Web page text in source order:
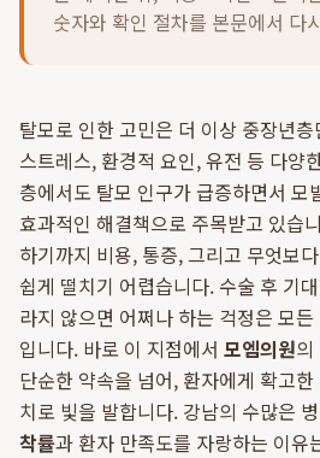
숫자와 확인 절차를 본문에서 다
탈모로 인한 고민은 더 이상 중장년
스트레스, 환경적 요인, 유전 등 다양
층에서도 탈모 인구가 급증하면서 모
효과적인 해결책으로 주목받고 있습
하기까지 비용, 통증, 그리고 무엇보
쉽게 떨치기 어렵습니다. 수술 후 기
라지 않으면 어쩌나 하는 걱정은 모
입니다. 바로 이 지점에서 모엠의원의
단순한 약속을 넘어, 환자에게 확고
치로 빛을 발합니다. 강남의 수많은
착률과 환자 만족도를 자랑하는 이유